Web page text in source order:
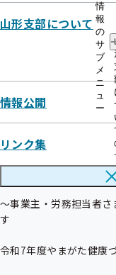
情
報
の
サ
ブ
メ
ニ
ュ
ー
山形支部について
情報公開
リンク集
★・‥…
今月のもくじ
知って役立つ！健康クイ
健康経営優良法人2026
～事業主・加入者のみ
～事業主・労務担当者
す
令和7年度やまがた健康